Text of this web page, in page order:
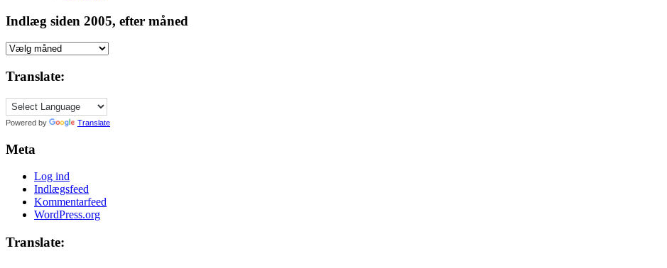
Indlæg siden 2005, efter måned
Indlæg
2005,
måned
Translate:
Powered by Translate
Meta
Log ind
Indlægsfeed
Kommentarfeed
WordPress.org
Translate: